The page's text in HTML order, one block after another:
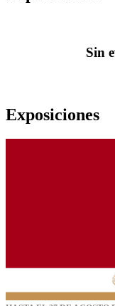
Sin
Exposiciones